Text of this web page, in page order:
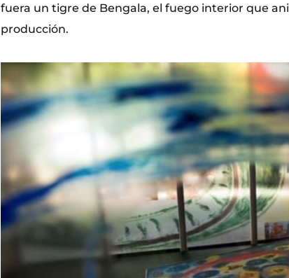
fuera un tigre de Bengala, el fuego interior que
producción.